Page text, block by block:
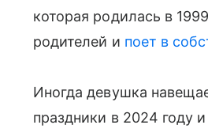
которая родилась в
родителей и поет в
Иногда девушка
праздники в 2024 году